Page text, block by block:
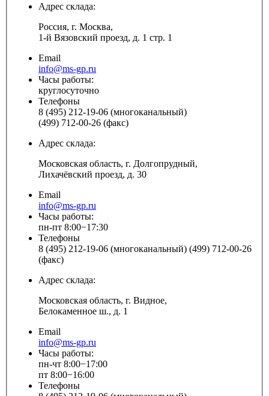
Адрес склада:
Россия, г. Москва,
1-й Вязовский проезд, д. 1 стр. 1
Email
info@ms-gp.ru
Часы работы:
круглосуточно
Телефоны
8 (495) 212-19-06 (многоканальный)
(499) 712-00-26 (факс)
Адрес склада:
Московская область, г. Долгопрудный,
Лихачёвский проезд, д. 30
Email
info@ms-gp.ru
Часы работы:
пн-пт 8:00−17:30
Телефоны
8 (495) 212-19-06 (многоканальный) (499) 712-00-26
(факс)
Адрес склада:
Московская область, г. Видное,
Белокаменное ш., д. 1
Email
info@ms-gp.ru
Часы работы:
пн-чт 8:00−17:00
пт 8:00−16:00
Телефоны